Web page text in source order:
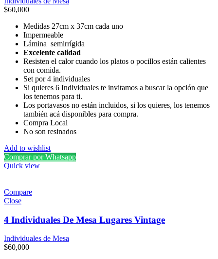
$60,000
Medidas 27cm x 37cm cada uno
Impermeable
Lámina semirrígida
Excelente calidad
Resisten el calor cuando los platos o pocillos están calientes
con comida.
Set por 4 individuales
Si quieres 6 Individuales te invitamos a buscar la opción que
los tenemos para ti.
Los portavasos no están incluidos, si los quieres, los tenemos
también acá disponibles para compra.
Compra Local
No son resinados
Add to wishlist
Comprar por Whatsapp
Quick view
Compare
Close
4 Individuales De Mesa Lugares Vintage
Individuales de Mesa
$60,000